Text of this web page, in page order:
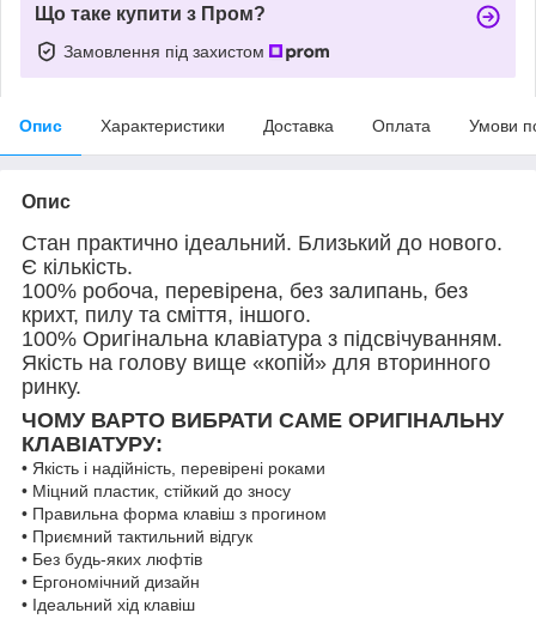
Що таке купити з Пром?
Замовлення під захистом
Опис Характеристики Доставка Оплата Умови
Опис
Стан практично ідеальний. Близький до нового.
Є кількість.
100% робоча, перевірена, без залипань, без
крихт, пилу та сміття, іншого.
100% Оригінальна клавіатура з підсвічуванням.
Якість на голову вище «копій» для вторинного
ринку.
ЧОМУ ВАРТО ВИБРАТИ САМЕ ОРИГІНАЛЬНУ
КЛАВІАТУРУ:
• Якість і надійність, перевірені роками
• Міцний пластик, стійкий до зносу
• Правильна форма клавіш з прогином
• Приємний тактильний відгук
• Без будь-яких люфтів
• Ергономічний дизайн
• Ідеальний хід клавіш